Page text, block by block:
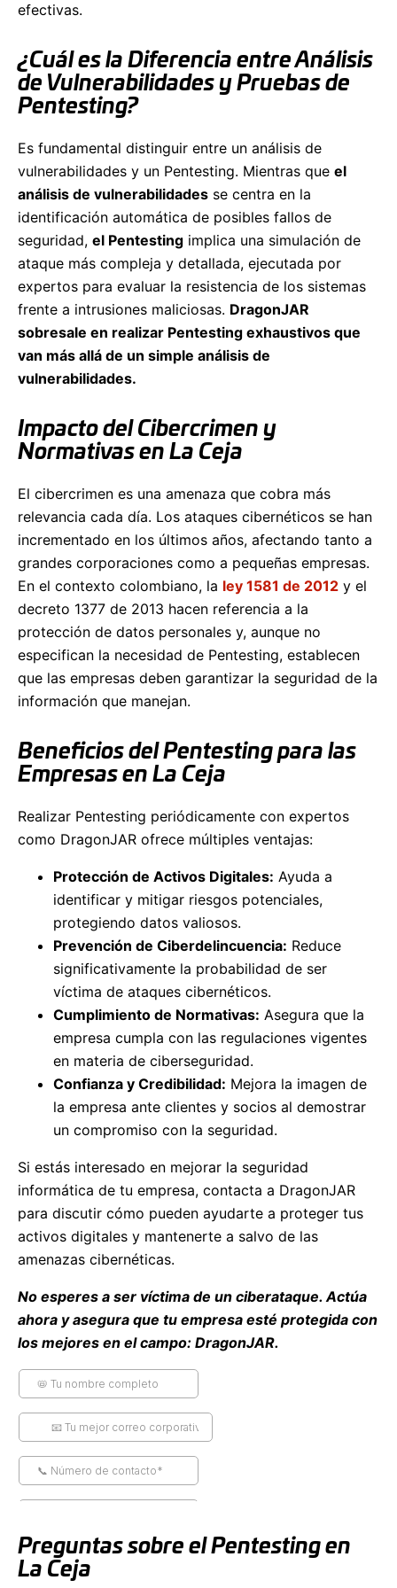
efectivas.
¿Cuál es la Diferencia entre Análisis
de Vulnerabilidades y Pruebas de
Pentesting?
Es fundamental distinguir entre un análisis de
vulnerabilidades y un Pentesting. Mientras que el
análisis de vulnerabilidades se centra en la
identificación automática de posibles fallos de
seguridad, el Pentesting implica una simulación de
ataque más compleja y detallada, ejecutada por
expertos para evaluar la resistencia de los sistemas
frente a intrusiones maliciosas. DragonJAR
sobresale en realizar Pentesting exhaustivos que
van más allá de un simple análisis de
vulnerabilidades.
Impacto del Cibercrimen y
Normativas en La Ceja
El cibercrimen es una amenaza que cobra más
relevancia cada día. Los ataques cibernéticos se han
incrementado en los últimos años, afectando tanto a
grandes corporaciones como a pequeñas empresas.
En el contexto colombiano, la ley 1581 de 2012 y el
decreto 1377 de 2013 hacen referencia a la
protección de datos personales y, aunque no
especifican la necesidad de Pentesting, establecen
que las empresas deben garantizar la seguridad de la
información que manejan.
Beneficios del Pentesting para las
Empresas en La Ceja
Realizar Pentesting periódicamente con expertos
como DragonJAR ofrece múltiples ventajas:
Protección de Activos Digitales: Ayuda a
identificar y mitigar riesgos potenciales,
protegiendo datos valiosos.
Prevención de Ciberdelincuencia: Reduce
significativamente la probabilidad de ser
víctima de ataques cibernéticos.
Cumplimiento de Normativas: Asegura que la
empresa cumpla con las regulaciones vigentes
en materia de ciberseguridad.
Confianza y Credibilidad: Mejora la imagen de
la empresa ante clientes y socios al demostrar
un compromiso con la seguridad.
Si estás interesado en mejorar la seguridad
informática de tu empresa, contacta a DragonJAR
para discutir cómo pueden ayudarte a proteger tus
activos digitales y mantenerte a salvo de las
amenazas cibernéticas.
No esperes a ser víctima de un ciberataque. Actúa
ahora y asegura que tu empresa esté protegida con
los mejores en el campo: DragonJAR.
Preguntas sobre el Pentesting en
La Ceja